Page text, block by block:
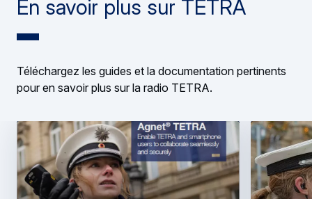
En savoir plus sur TETRA
Téléchargez les guides et la documentation pertinents
pour en savoir plus sur la radio TETRA.